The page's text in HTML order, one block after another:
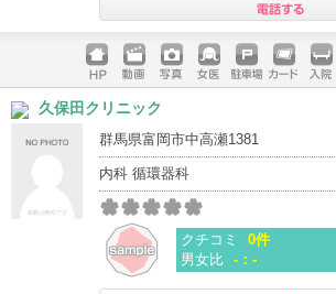
ホームペ
ージ
動画 写真 女医 駐車場
クレジッ
入院
久保田クリニック
群馬県富岡市中高瀬1381
内科 循環器科
クチコミ
0件
男女比 -：-